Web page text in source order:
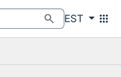
search EST apps